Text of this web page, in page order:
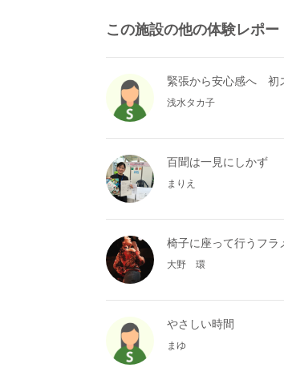
この施設の他の体験レポー
緊張から安心感へ 初
浅水タカ子
百聞は一見にしかず
まりえ
椅子に座って行うフラ
大野 環
やさしい時間
まゆ